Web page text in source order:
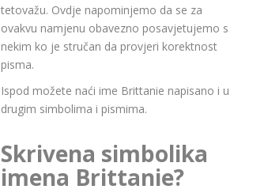
tetovažu. Ovdje napominjemo da se za
ovakvu namjenu obavezno posavjetujemo s
nekim ko je stručan da provjeri korektnost
pisma.
Ispod možete naći ime Brittanie napisano i u
drugim simbolima i pismima.
Skrivena simbolika
imena Brittanie?